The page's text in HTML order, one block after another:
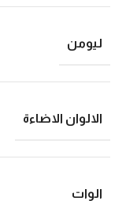
ليومن
الالوان الاضاءة
الوات